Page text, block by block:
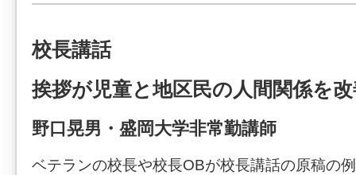
校長講話
挨拶が児童と地区民の人間関係を
野口晃男・盛岡大学非常勤講師
ベテランの校長や校長OBが校長講話の原稿の